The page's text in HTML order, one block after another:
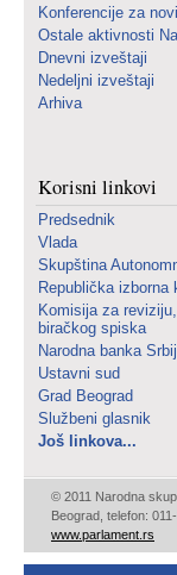
Konferencije za
Ostale aktivnosti
Dnevni izveštaji
Nedeljni izveštaji
Arhiva
Korisni linkovi
Predsednik
Vlada
Skupština
Republička izborna
Komisija za
biračkog spiska
Narodna banka
Ustavni sud
Grad Beograd
Službeni glasnik
Još linkova...
© 2011 Narodna
Beograd, telefon:
www.parlament.rs